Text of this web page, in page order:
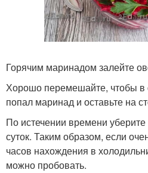
Горячим маринадом залейте
Хорошо перемешайте, чтобы в
попал маринад и оставьте на
По истечении времени
суток. Таким образом, если
часов нахождения в
можно пробовать.